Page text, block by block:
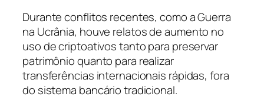
Durante conflitos recentes, como a Guerra
na Ucrânia, houve relatos de aumento no
uso de criptoativos tanto para preservar
patrimônio quanto para realizar
transferências internacionais rápidas, fora
do sistema bancário tradicional.